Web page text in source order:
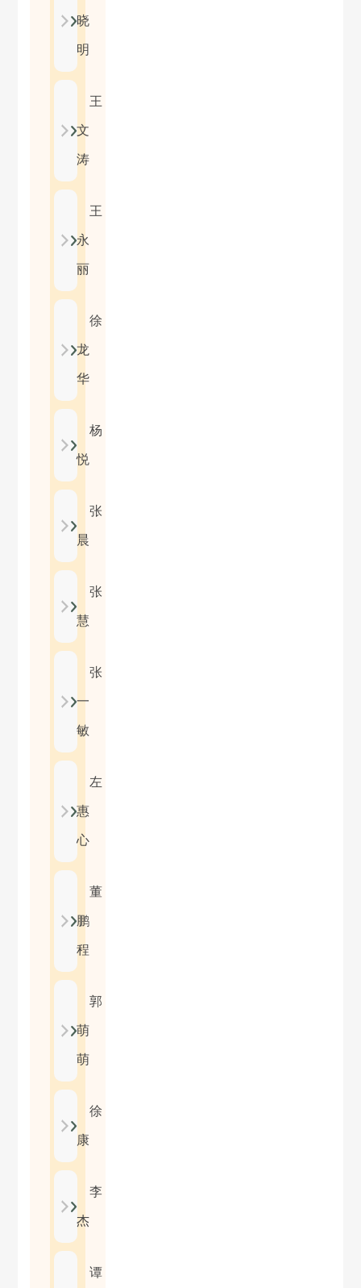
晓
明
王
文
涛
王
永
丽
徐
龙
华
杨
悦
张
晨
张
慧
张
一
敏
左
惠
心
董
鹏
程
郭
萌
萌
徐
康
李
杰
谭